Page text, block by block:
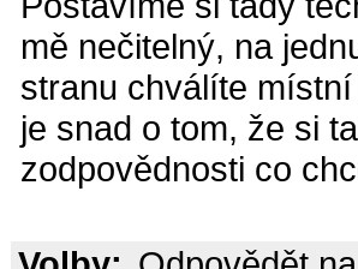
mě nečitelný, na
stranu chválíte
je snad o tom, že si
zodpovědnosti co